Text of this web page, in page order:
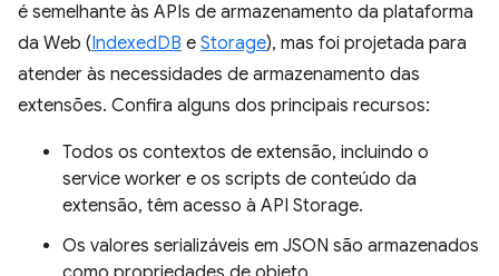
é semelhante às APIs de armazenamento da plataforma
da Web (IndexedDB e Storage), mas foi projetada para
atender às necessidades de armazenamento das
extensões. Confira alguns dos principais recursos:
Todos os contextos de extensão, incluindo o
service worker e os scripts de conteúdo da
extensão, têm acesso à API Storage.
Os valores serializáveis em JSON são armazenados